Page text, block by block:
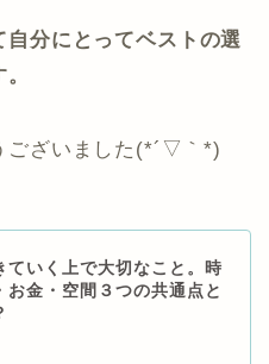
分にとってベストの選
ございました(*´▽｀*)
ていく上で大切なこと。時
お金・空間３つの共通点と